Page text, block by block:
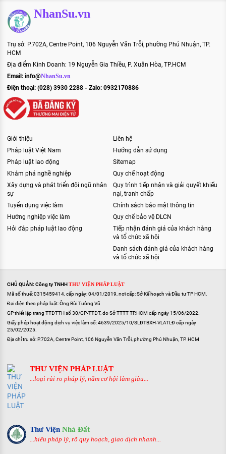
NhanSu.vn
Trụ sở: P.702A, Centre Point, 106 Nguyễn Văn Trỗi, phường Phú Nhuận, TP.
HCM
Địa điểm Kinh Doanh: 19 Nguyễn Gia Thiều, P. Xuân Hòa, TP.HCM
Email: info@NhanSu.vn
Điện thoại: (028) 3930 2288 - Zalo: 0932170886
Giới thiệu
Pháp luật Việt Nam
Pháp luật lao động
Khám phá nghề nghiệp
Xây dựng và phát triển đội ngũ nhân
sự
Tuyển dụng việc làm
Hướng nghiệp việc làm
Hỏi đáp pháp luật lao động
Liên hệ
Hướng dẫn sử dụng
Sitemap
Quy chế hoạt động
Quy trình tiếp nhận và giải quyết khiếu
nại, tranh chấp
Chính sách bảo mật thông tin
Quy chế bảo vệ DLCN
Tiếp nhận đánh giá của khách hàng
và tổ chức xã hội
Danh sách đánh giá của khách hàng
và tổ chức xã hội
CHỦ QUẢN: Công ty TNHH THƯ VIỆN PHÁP LUẬT
Mã số thuế: 0315459414, cấp ngày: 04/01/2019, nơi cấp: Sở Kế hoạch và Đầu tư TP HCM.
Đại diện theo pháp luật: Ông Bùi Tường Vũ
GP thiết lập trang TTĐTTH số 30/GP-TTĐT, do Sở TTTT TP.HCM cấp ngày 15/06/2022.
Giấy phép hoạt động dịch vụ việc làm số: 4639/2025/10/SLĐTBXH-VLATLĐ cấp ngày
25/02/2025.
Địa chỉ trụ sở: P.702A, Centre Point, 106 Nguyễn Văn Trỗi, phường Phú Nhuận, TP. HCM
THƯ VIỆN PHÁP LUẬT
...loại rủi ro pháp lý, nắm cơ hội làm giàu...
Thư Viện Nhà Đất
...hiểu pháp lý, rõ quy hoạch, giao dịch nhanh...